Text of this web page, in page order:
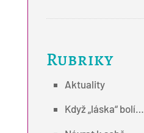
Rubriky
Aktuality
Když „láska“ bolí…